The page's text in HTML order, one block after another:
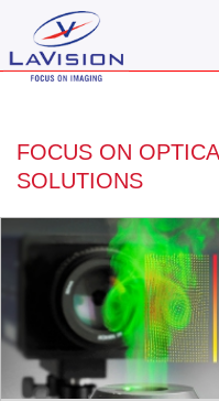
FOCUS ON
SOLUTIONS